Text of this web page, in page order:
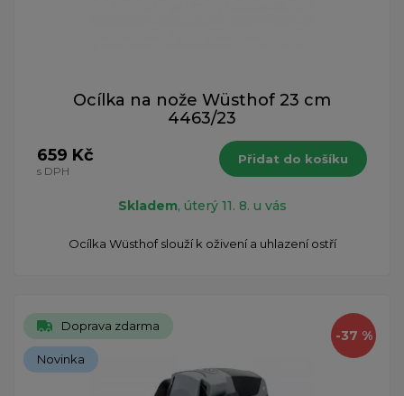
Ocílka na nože Wüsthof 23 cm
4463/23
659 Kč
s DPH
Přidat do košíku
Skladem, úterý 11. 8. u vás
Ocílka Wüsthof slouží k oživení a uhlazení ostří
-37 %
Doprava zdarma
Novinka